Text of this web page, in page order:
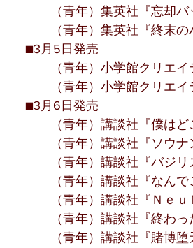
（青年）集英社『忘却バ
（青年）集英社『終末の
■3月5日発売
（青年）小学館クリエイ
（青年）小学館クリエイ
■3月6日発売
（青年）講談社『僕はど
（青年）講談社『ソウナ
（青年）講談社『バジリ
（青年）講談社『なんで
（青年）講談社『Ｎｅｕ
（青年）講談社『終わっ
（青年）講談社『賭博堕